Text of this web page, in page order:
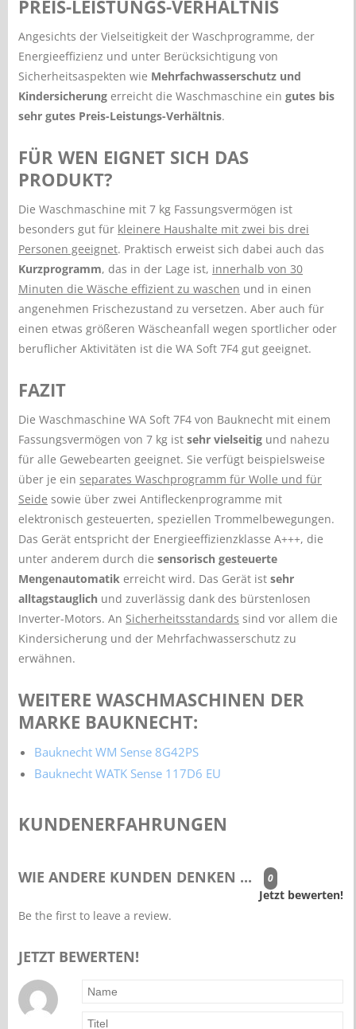
PREIS-LEISTUNGS-VERHÄLTNIS
Angesichts der Vielseitigkeit der Waschprogramme, der
Energieeffizienz und unter Berücksichtigung von
Sicherheitsaspekten wie Mehrfachwasserschutz und
Kindersicherung erreicht die Waschmaschine eingutes bis
sehr gutes Preis-Leistungs-Verhältnis.
FÜR WEN EIGNET SICH DAS
PRODUKT?
Die Waschmaschine mit 7 kg Fassungsvermögen ist
besonders gut für kleinere Haushalte mit zwei bis drei
Personen geeignet. Praktisch erweist sich dabei auch das
Kurzprogramm, das in der Lage ist, innerhalb von 30
Minuten die Wäsche effizient zu waschen und in einen
angenehmen Frischezustand zu versetzen. Aber auch für
einen etwas größeren Wäscheanfall wegen sportlicher oder
beruflicher Aktivitäten ist die WA Soft 7F4 gut geeignet.
FAZIT
Die Waschmaschine WA Soft 7F4 von Bauknecht mit einem
Fassungsvermögen von 7 kg istsehr vielseitig und nahezu
für alle Gewebearten geeignet. Sie verfügt beispielsweise
über je einseparates Waschprogramm für Wolle und für
Seide sowie über zwei Antifleckenprogramme mit
elektronisch gesteuerten, speziellen Trommelbewegungen.
Das Gerät entspricht der Energieeffizienzklasse A+++, die
unter anderem durch diesensorisch gesteuerte
Mengenautomatik erreicht wird. Das Gerät istsehr
alltagstauglich und zuverlässig dank des bürstenlosen
Inverter-Motors. An Sicherheitsstandards sind vor allem die
Kindersicherung und der Mehrfachwasserschutz zu
erwähnen.
WEITERE WASCHMASCHINEN DER
MARKE BAUKNECHT:
Bauknecht WM Sense 8G42PS
Bauknecht WATK Sense 117D6 EU
KUNDENERFAHRUNGEN
WIE ANDERE KUNDEN DENKEN ... 0
Jetzt bewerten!
Be the first to leave a review.
JETZT BEWERTEN!